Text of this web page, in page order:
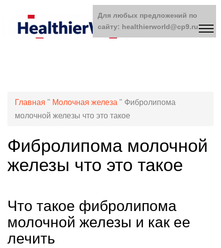
Главная " Молочная железа " Фибролипома
молочной железы что это такое
Фибролипома молочной
железы что это такое
Что такое фибролипома
молочной железы и как ее
лечить
Для любых предложений по
сайту: healthierworld@cp9.ru